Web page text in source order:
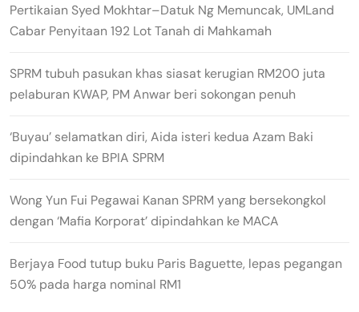
Pertikaian Syed Mokhtar–Datuk Ng Memuncak, UMLand
Cabar Penyitaan 192 Lot Tanah di Mahkamah
SPRM tubuh pasukan khas siasat kerugian RM200 juta
pelaburan KWAP, PM Anwar beri sokongan penuh
‘Buyau’ selamatkan diri, Aida isteri kedua Azam Baki
dipindahkan ke BPIA SPRM
Wong Yun Fui Pegawai Kanan SPRM yang bersekongkol
dengan ‘Mafia Korporat’ dipindahkan ke MACA
Berjaya Food tutup buku Paris Baguette, lepas pegangan
50% pada harga nominal RM1